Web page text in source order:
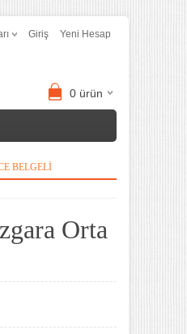
Giriş Yeni Hesap
0 ürün
BELGELI
Orta